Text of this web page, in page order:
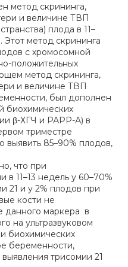
метод скрининга,
и величине ТВП
плода в 11–
метод скрининга
с хромосомной
положительных
метод скрининга,
и величине ТВП
был дополнен
биохимических
β-ХГЧ и РАРР-А) в
триместре
выявить 85–90% плодов,
что при
в 11–13 недель у 60–70%
21 и у 2% плодов при
кости не
данного маркера в
на ультразвуковом
биохимических
беременности,
выявления трисомии 21